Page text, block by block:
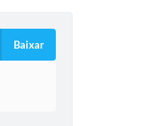
Baixar